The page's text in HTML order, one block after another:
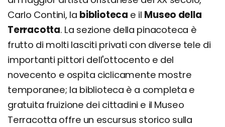
Carlo Contini, la biblioteca e il Museo della
Terracotta. La sezione della pinacoteca è
frutto di molti lasciti privati con diverse tele di
importanti pittori dell'ottocento e del
novecento e ospita ciclicamente mostre
temporanee; la biblioteca è a completa e
gratuita fruizione dei cittadini e il Museo
Terracotta offre un escursus storico sulla